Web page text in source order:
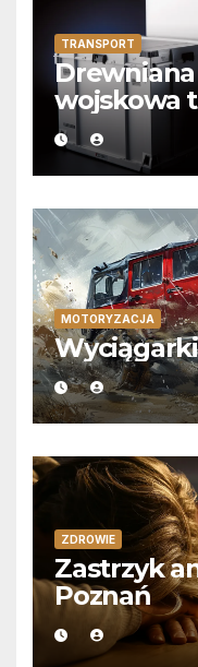
TRANSPORT
wojskowa
MOTORYZACJA
ZDROWIE
Zastrzyk
Poznań